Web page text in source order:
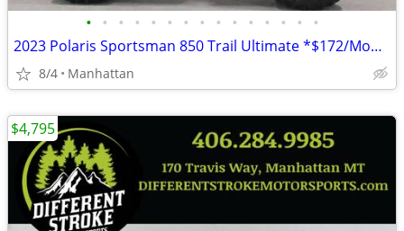
• • • • • • • • • • • • • • •
2023 Polaris Sportsman 850 Trail Ultimate *$172/Month OAC $0 Down*
8/4 Manhattan
$4,795